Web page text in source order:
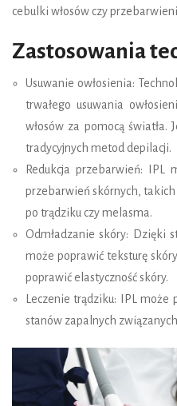
cebulki włosów czy
Zastosowania
Usuwanie owłosienia:
trwałego usuwania
włosów za pomocą
tradycyjnych metod depilacji.
Redukcja przebarwień: IPL
przebarwień skórnych,
po trądziku czy melasma.
Odmładzanie skóry: Dzięki
może poprawić teksturę
poprawić elastyczność skóry.
Leczenie trądziku: IPL może
stanów zapalnych